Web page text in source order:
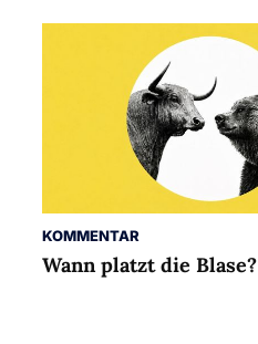
KOMMENTAR
Wann platzt die Blase?